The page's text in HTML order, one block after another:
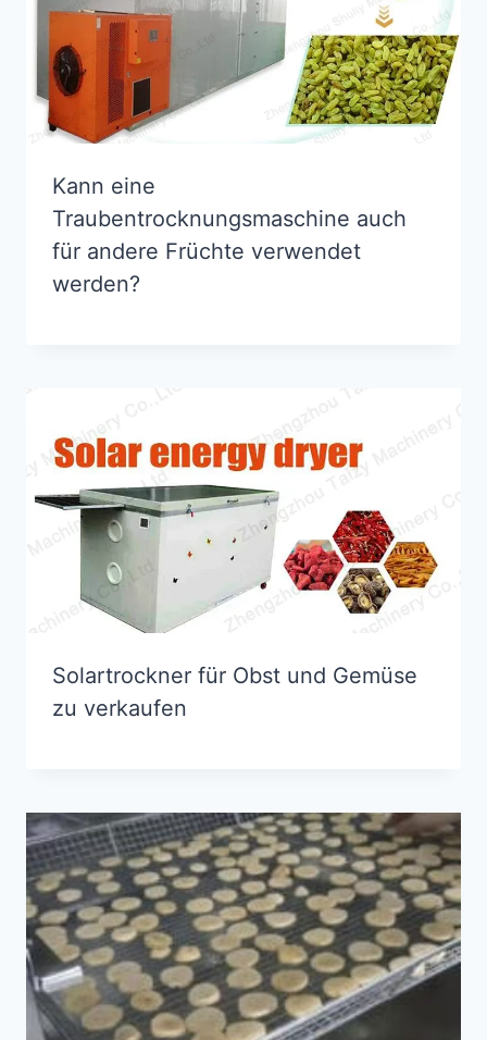
Kann eine
Traubentrocknungsmaschine auch
für andere Früchte verwendet
werden?
Solartrockner für Obst und Gemüse
zu verkaufen